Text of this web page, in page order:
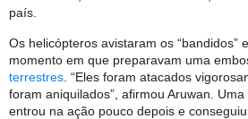
país.
Os helicópteros avistaram os “bandidos”
momento em que preparavam uma
terrestres . “Eles foram atacados
foram aniquilados”, afirmou Aruwan.
entrou na ação pouco depois e